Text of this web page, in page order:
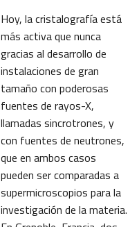
Hoy, la cristalografía está
más activa que nunca
gracias al desarrollo de
instalaciones de gran
tamaño con poderosas
fuentes de rayos-X,
llamadas sincrotrones, y
con fuentes de neutrones,
que en ambos casos
pueden ser comparadas a
supermicroscopios para la
investigación de la materia.